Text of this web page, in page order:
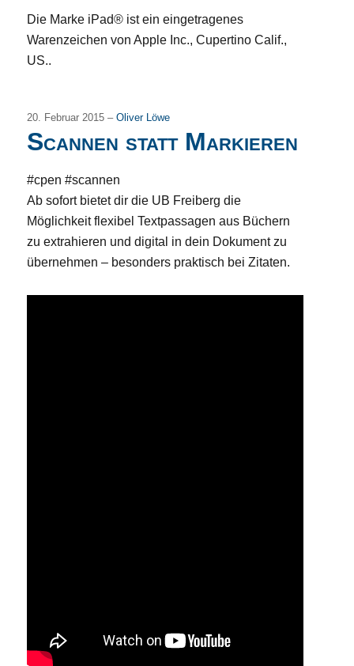
Die Marke iPad® ist ein eingetragenes
Warenzeichen von Apple Inc., Cupertino Calif.,
US..
20. Februar 2015 –Oliver Löwe
Scannen statt Markieren
#cpen #scannen
Ab sofort bietet dir die UB Freiberg die
Möglichkeit flexibel Textpassagen aus Büchern
zu extrahieren und digital in dein Dokument zu
übernehmen – besonders praktisch bei Zitaten.